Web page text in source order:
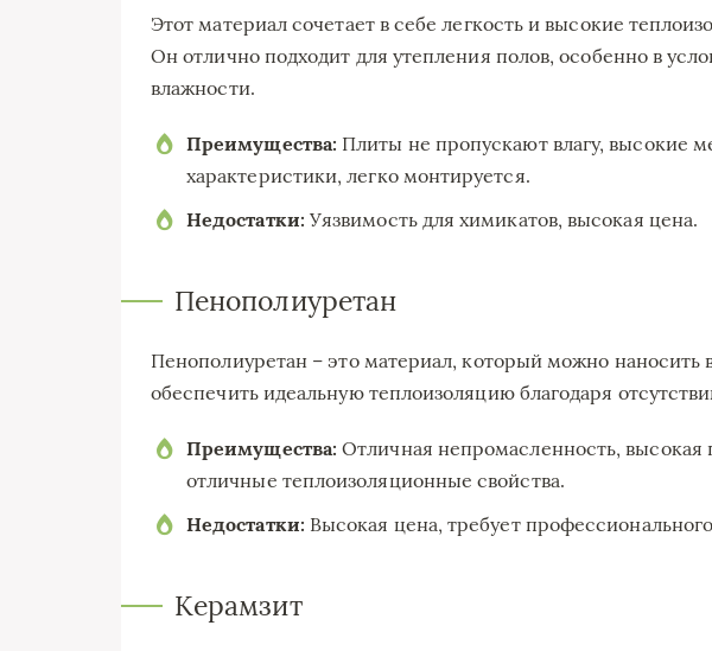
Этот материал сочетает в себе легкость и высокие
Он отлично подходит для утепления полов, особенно в
влажности.
Преимущества: Плиты не пропускают влагу, высокие
характеристики, легко монтируется.
Недостатки: Уязвимость для химикатов, высокая цена.
Пенополиуретан
Пенополиуретан – это материал, который можно наносить
обеспечить идеальную теплоизоляцию благодаря
Преимущества: Отличная непромасленность, высокая
отличные теплоизоляционные свойства.
Недостатки: Высокая цена, требует
Керамзит